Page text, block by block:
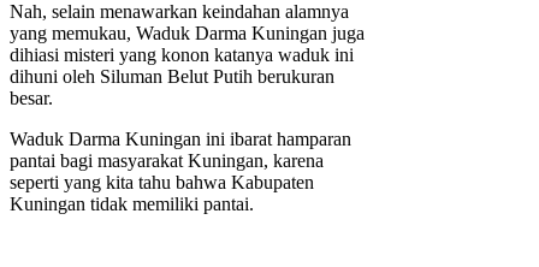
Nah, selain menawarkan keindahan alamnya
yang memukau, Waduk Darma Kuningan juga
dihiasi misteri yang konon katanya waduk ini
dihuni oleh Siluman Belut Putih berukuran
besar.
Waduk Darma Kuningan ini ibarat hamparan
pantai bagi masyarakat Kuningan, karena
seperti yang kita tahu bahwa Kabupaten
Kuningan tidak memiliki pantai.